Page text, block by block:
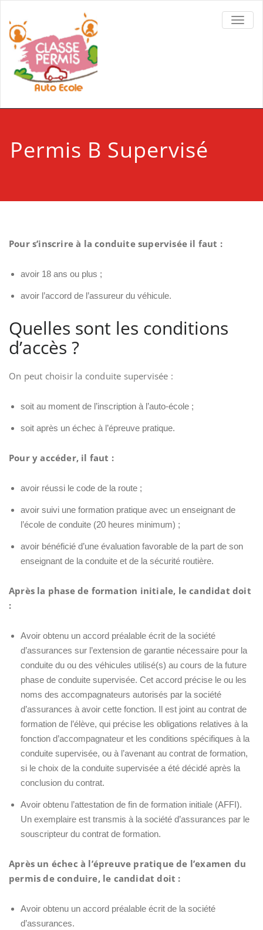
Permis B Supervisé
Pour s’inscrire à la conduite supervisée il faut :
avoir 18 ans ou plus ;
avoir l’accord de l’assureur du véhicule.
Quelles sont les conditions
d’accès ?
On peut choisir la conduite supervisée :
soit au moment de l’inscription à l’auto-école ;
soit après un échec à l’épreuve pratique.
Pour y accéder, il faut :
avoir réussi le code de la route ;
avoir suivi une formation pratique avec un enseignant de
l’école de conduite (20 heures minimum) ;
avoir bénéficié d’une évaluation favorable de la part de son
enseignant de la conduite et de la sécurité routière.
Après la phase de formation initiale, le candidat doit
:
Avoir obtenu un accord préalable écrit de la société
d’assurances sur l’extension de garantie nécessaire pour la
conduite du ou des véhicules utilisé(s) au cours de la future
phase de conduite supervisée. Cet accord précise le ou les
noms des accompagnateurs autorisés par la société
d’assurances à avoir cette fonction. Il est joint au contrat de
formation de l’élève, qui précise les obligations relatives à la
fonction d’accompagnateur et les conditions spécifiques à la
conduite supervisée, ou à l’avenant au contrat de formation,
si le choix de la conduite supervisée a été décidé après la
conclusion du contrat.
Avoir obtenu l’attestation de fin de formation initiale (AFFI).
Un exemplaire est transmis à la société d’assurances par le
souscripteur du contrat de formation.
Après un échec à l’épreuve pratique de l’examen du
permis de conduire, le candidat doit :
Avoir obtenu un accord préalable écrit de la société
d’assurances.